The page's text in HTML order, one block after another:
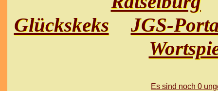
Glückskeks
JGS-
Es sind noch 0